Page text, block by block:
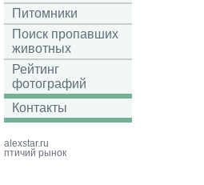
Питомники
Поиск пропавших
животных
Рейтинг
фотографий
Контакты
alexstar.ru
птичий рынок